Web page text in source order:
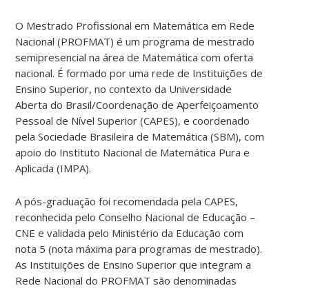
O Mestrado Profissional em Matemática em Rede
Nacional (PROFMAT) é um programa de mestrado
semipresencial na área de Matemática com oferta
nacional. É formado por uma rede de Instituições de
Ensino Superior, no contexto da Universidade
Aberta do Brasil/Coordenação de Aperfeiçoamento
Pessoal de Nível Superior (CAPES), e coordenado
pela Sociedade Brasileira de Matemática (SBM), com
apoio do Instituto Nacional de Matemática Pura e
Aplicada (IMPA).
A pós-graduação foi recomendada pela CAPES,
reconhecida pelo Conselho Nacional de Educação –
CNE e validada pelo Ministério da Educação com
nota 5 (nota máxima para programas de mestrado).
As Instituições de Ensino Superior que integram a
Rede Nacional do PROFMAT são denominadas